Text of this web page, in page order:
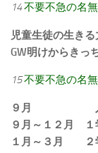
14不要不急の名
児童生徒の生きる
GW明けからきっ
15不要不急の名
９月 入学式
９月～１２月 １
１月～３月 ２